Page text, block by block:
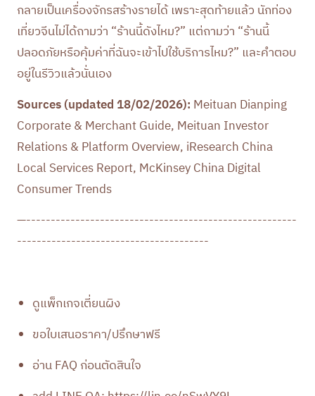
กลายเป็นเครื่องจักรสร้างรายได้ เพราะสุดท้ายแล้ว นักท่อง
เที่ยวจีนไม่ได้ถามว่า “ร้านนี้ดังไหม?” แต่ถามว่า “ร้านนี้
ปลอดภัยหรือคุ้มค่าที่ฉันจะเข้าไปใช้บริการไหม?” และคำตอบ
อยู่ในรีวิวแล้วนั่นเอง
Sources (updated 18/02/2026): Meituan Dianping
Corporate & Merchant Guide, Meituan Investor
Relations & Platform Overview, iResearch China
Local Services Report, McKinsey China Digital
Consumer Trends
—-------------------------------------------------------
---------------------------------------
ดูแพ็กเกจเตี่ยนผิง
ขอใบเสนอราคา/ปรึกษาฟรี
อ่าน FAQ ก่อนตัดสินใจ